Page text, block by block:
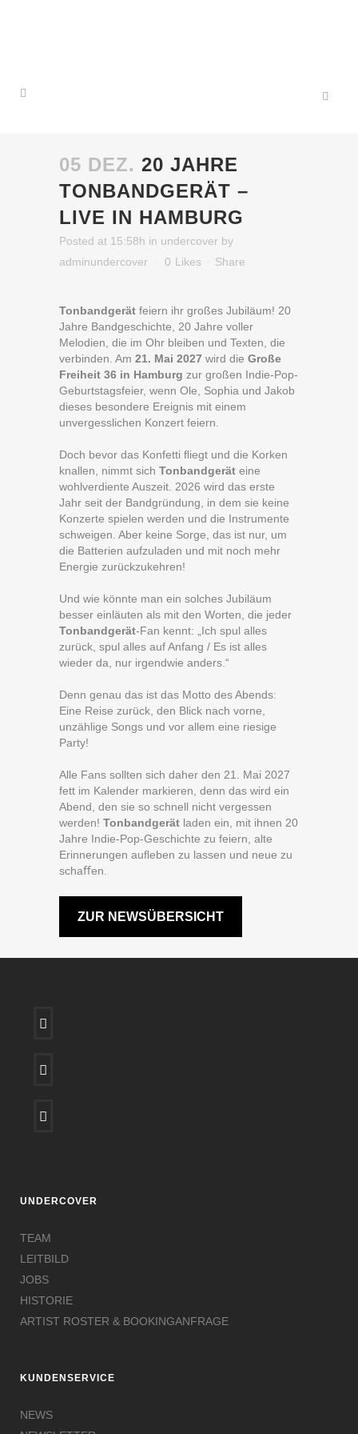
05 DEZ. 20 JAHRE
TONBANDGERÄT –
LIVE IN HAMBURG
Posted at 15:58h in undercover by
adminundercover
0 Likes Share
Tonbandgerät feiern ihr großes Jubiläum! 20
Jahre Bandgeschichte, 20 Jahre voller
Melodien, die im Ohr bleiben und Texten, die
verbinden. Am 21. Mai 2027 wird die Große
Freiheit 36 in Hamburg zur großen Indie-Pop-
Geburtstagsfeier, wenn Ole, Sophia und Jakob
dieses besondere Ereignis mit einem
unvergesslichen Konzert feiern.
Doch bevor das Konfetti ﬂiegt und die Korken
knallen, nimmt sich Tonbandgerät eine
wohlverdiente Auszeit. 2026 wird das erste
Jahr seit der Bandgründung, in dem sie keine
Konzerte spielen werden und die Instrumente
schweigen. Aber keine Sorge, das ist nur, um
die Batterien aufzuladen und mit noch mehr
Energie zurückzukehren!
Und wie könnte man ein solches Jubiläum
besser einläuten als mit den Worten, die jeder
Tonbandgerät-Fan kennt: „Ich spul alles
zurück, spul alles auf Anfang / Es ist alles
wieder da, nur irgendwie anders.“
Denn genau das ist das Motto des Abends:
Eine Reise zurück, den Blick nach vorne,
unzählige Songs und vor allem eine riesige
Party!
Alle Fans sollten sich daher den 21. Mai 2027
fett im Kalender markieren, denn das wird ein
Abend, den sie so schnell nicht vergessen
werden! Tonbandgerät laden ein, mit ihnen 20
Jahre Indie-Pop-Geschichte zu feiern, alte
Erinnerungen auﬂeben zu lassen und neue zu
schaﬀen.
ZUR NEWSÜBERSICHT
UNDERCOVER
TEAM
LEITBILD
JOBS
HISTORIE
ARTIST ROSTER & BOOKINGANFRAGE
KUNDENSERVICE
NEWS